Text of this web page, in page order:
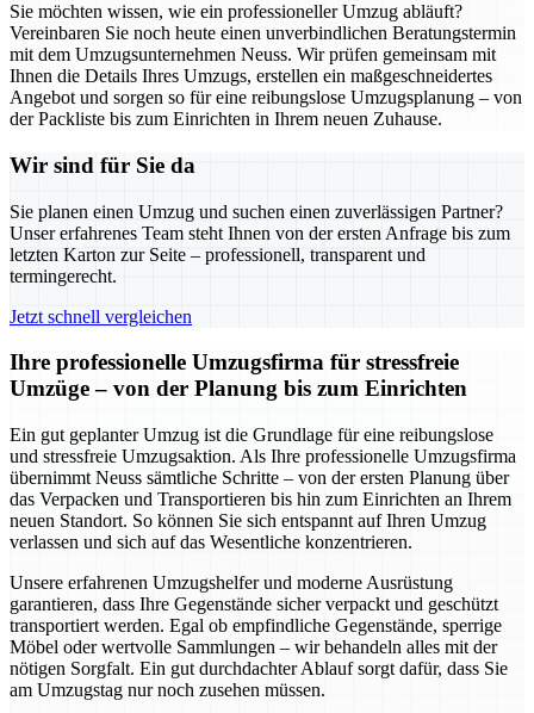
Sie möchten wissen, wie ein professioneller Umzug abläuft?
Vereinbaren Sie noch heute einen unverbindlichen Beratungstermin
mit dem Umzugsunternehmen Neuss. Wir prüfen gemeinsam mit
Ihnen die Details Ihres Umzugs, erstellen ein maßgeschneidertes
Angebot und sorgen so für eine reibungslose Umzugsplanung – von
der Packliste bis zum Einrichten in Ihrem neuen Zuhause.
Wir sind für Sie da
Sie planen einen Umzug und suchen einen zuverlässigen Partner?
Unser erfahrenes Team steht Ihnen von der ersten Anfrage bis zum
letzten Karton zur Seite – professionell, transparent und
termingerecht.
Jetzt schnell vergleichen
Ihre professionelle Umzugsfirma für stressfreie
Umzüge – von der Planung bis zum Einrichten
Ein gut geplanter Umzug ist die Grundlage für eine reibungslose
und stressfreie Umzugsaktion. Als Ihre professionelle Umzugsfirma
übernimmt Neuss sämtliche Schritte – von der ersten Planung über
das Verpacken und Transportieren bis hin zum Einrichten an Ihrem
neuen Standort. So können Sie sich entspannt auf Ihren Umzug
verlassen und sich auf das Wesentliche konzentrieren.
Unsere erfahrenen Umzugshelfer und moderne Ausrüstung
garantieren, dass Ihre Gegenstände sicher verpackt und geschützt
transportiert werden. Egal ob empfindliche Gegenstände, sperrige
Möbel oder wertvolle Sammlungen – wir behandeln alles mit der
nötigen Sorgfalt. Ein gut durchdachter Ablauf sorgt dafür, dass Sie
am Umzugstag nur noch zusehen müssen.